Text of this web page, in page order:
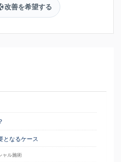
改善を希望する
となるケース
ャル施術